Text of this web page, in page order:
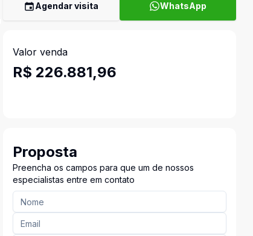
Agendar visita WhatsApp
Valor venda
R$ 226.881,96
Proposta
Preencha os campos para que um de nossos
especialistas entre em contato